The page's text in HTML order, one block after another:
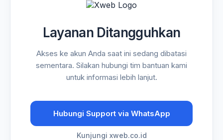
Layanan Ditangguhkan
Akses ke akun Anda saat ini sedang dibatasi
sementara. Silakan hubungi tim bantuan kami
untuk informasi lebih lanjut.
Hubungi Support via WhatsApp
Kunjungi xweb.co.id